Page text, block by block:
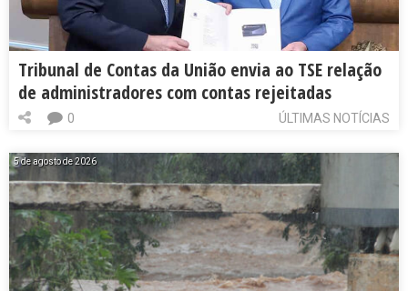
Tribunal de Contas da União envia ao TSE relação
de administradores com contas rejeitadas
ÚLTIMAS NOTÍCIAS
0
5 de agosto de 2026